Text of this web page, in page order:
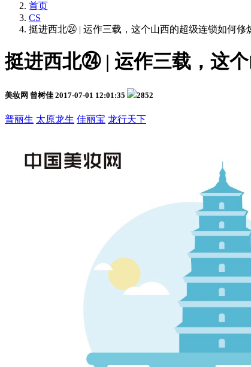
首页
CS
挺进西北㉔ | 运作三载，这个山西的超级连锁如何修
挺进西北㉔ | 运作三载，这
美妆网 曾树佳 2017-07-01 12:01:35 2852
普丽生 太原龙生 佳丽宝 龙行天下